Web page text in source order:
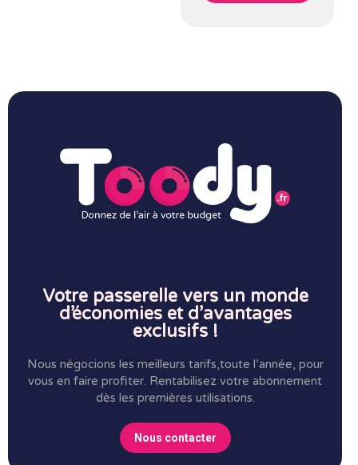
Votre passerelle vers un monde
d’économies et d’avantages
exclusifs !
Nous négocions les meilleurs tarifs,toute l’année, pour
vous en faire profiter. Rentabilisez votre abonnement
dès les premières utilisations.
Nous contacter